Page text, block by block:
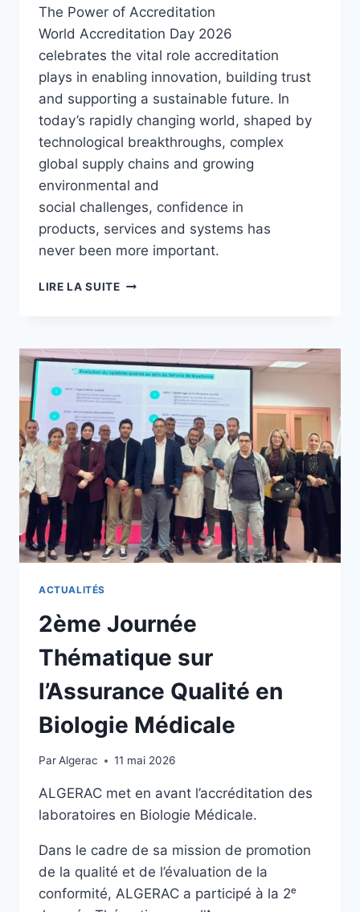
The Power of Accreditation
World Accreditation Day 2026
celebrates the vital role accreditation
plays in enabling innovation, building trust
and supporting a sustainable future. In
today’s rapidly changing world, shaped by
technological breakthroughs, complex
global supply chains and growing
environmental and
social challenges, confidence in
products, services and systems has
never been more important.
LIRE LA SUITE
ACTUALITÉS
2ème Journée
Thématique sur
l’Assurance Qualité en
Biologie Médicale
ParAlgerac 11 mai 2026
ALGERAC met en avant l’accréditation des
laboratoires en Biologie Médicale.
Dans le cadre de sa mission de promotion
de la qualité et de l’évaluation de la
conformité, ALGERAC a participé à la 2ᵉ